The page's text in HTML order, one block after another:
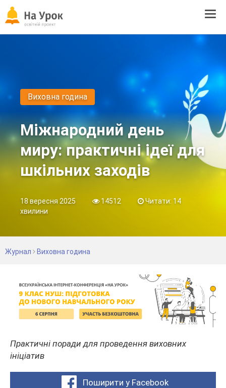
Виховна година
Міжнародний день
миру: практичні ідеї для
шкільних заходів
18 вересня 2025 14512
Читати: 14
хвилини
Журнал Виховна година
Практичні поради для проведення виховних
ініціатив
Поширити у Facebook